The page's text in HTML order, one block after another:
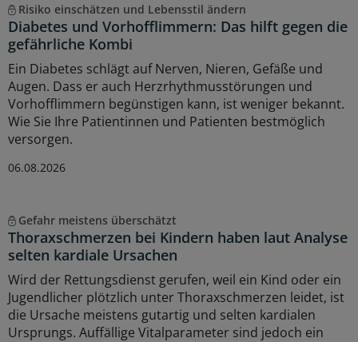
Risiko einschätzen und Lebensstil ändern
Diabetes und Vorhofflimmern: Das hilft gegen die
gefährliche Kombi
Ein Diabetes schlägt auf Nerven, Nieren, Gefäße und
Augen. Dass er auch Herzrhythmusstörungen und
Vorhofflimmern begünstigen kann, ist weniger bekannt.
Wie Sie Ihre Patientinnen und Patienten bestmöglich
versorgen.
06.08.2026
Gefahr meistens überschätzt
Thoraxschmerzen bei Kindern haben laut Analyse
selten kardiale Ursachen
Wird der Rettungsdienst gerufen, weil ein Kind oder ein
Jugendlicher plötzlich unter Thoraxschmerzen leidet, ist
die Ursache meistens gutartig und selten kardialen
Ursprungs. Auffällige Vitalparameter sind jedoch ein